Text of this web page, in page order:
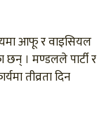
आफू र वाइसियल
छन् । मण्डलले पार्टी र
तीव्रता दिन